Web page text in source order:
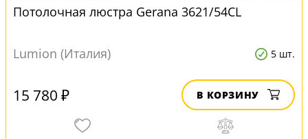
Потолочная люстра Gerana 3621/54CL
Lumion (Италия) 5 шт.
15 780 ₽ В КОРЗИНУ